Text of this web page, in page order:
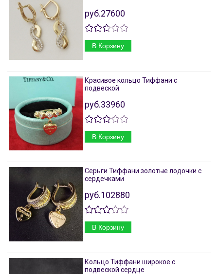
руб.27600
В Корзину
Красивое кольцо Тиффани с
подвеской
руб.33960
В Корзину
Серьги Тиффани золотые лодочки с
сердечками
руб.102880
В Корзину
Кольцо Тиффани широкое с
подвеской сердце